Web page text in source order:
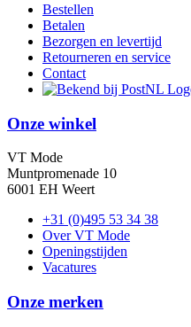
Bestellen
Betalen
Bezorgen en levertijd
Retourneren en service
Contact
Onze winkel
VT Mode
Muntpromenade 10
6001 EH Weert
+31 (0)495 53 34 38
Over VT Mode
Openingstijden
Vacatures
Onze merken